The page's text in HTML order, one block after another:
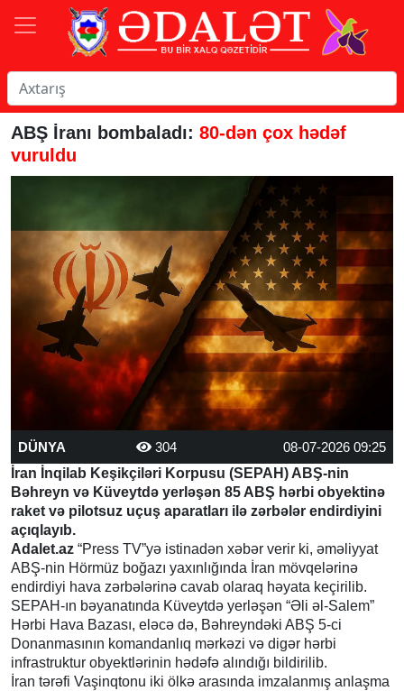
ABŞ İranı bombaladı: 80-dən çox hədəf
vuruldu
DÜNYA 304
08-07-2026 09:25
İran İnqilab Keşikçiləri Korpusu (SEPAH) ABŞ-nin
Bəhreyn və Küveytdə yerləşən 85 ABŞ hərbi obyektinə
raket və pilotsuz uçuş aparatları ilə zərbələr endirdiyini
açıqlayıb.
Adalet.az “Press TV”yə istinadən xəbər verir ki, əməliyyat
ABŞ-nin Hörmüz boğazı yaxınlığında İran mövqelərinə
endirdiyi hava zərbələrinə cavab olaraq həyata keçirilib.
SEPAH-ın bəyanatında Küveytdə yerləşən “Əli əl-Salem”
Hərbi Hava Bazası, eləcə də, Bəhreyndəki ABŞ 5-ci
Donanmasının komandanlıq mərkəzi və digər hərbi
infrastruktur obyektlərinin hədəfə alındığı bildirilib.
İran tərəfi Vaşinqtonu iki ölkə arasında imzalanmış anlaşma